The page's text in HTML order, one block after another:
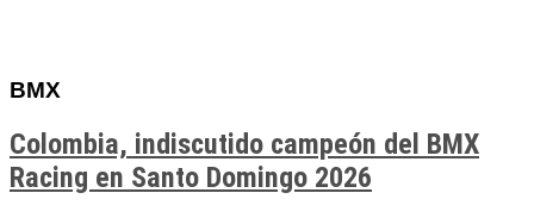
BMX
Colombia, indiscutido campeón del BMX
Racing en Santo Domingo 2026